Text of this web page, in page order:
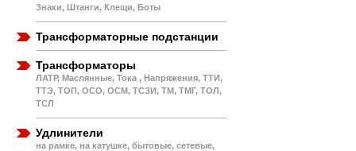
Знаки, Штанги, Клещи, Боты
Трансформаторные подстанции
Трансформаторы
ЛАТР, Маслянные, Тока , Напряжения, ТТИ,
ТТЭ, ТОП, ОСО, ОСМ, ТСЗИ, ТМ, ТМГ, ТОЛ,
ТСЛ
Удлинители
на рамке, на катушке, бытовые, сетевые,